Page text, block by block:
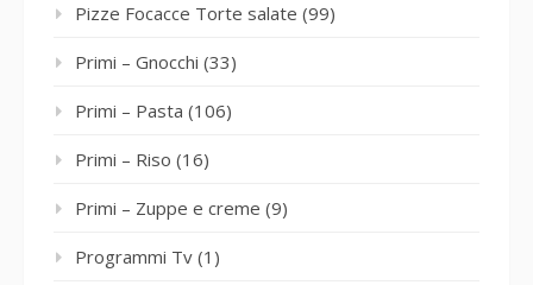
Pizze Focacce Torte salate (99)
Primi – Gnocchi (33)
Primi – Pasta (106)
Primi – Riso (16)
Primi – Zuppe e creme (9)
Programmi Tv (1)